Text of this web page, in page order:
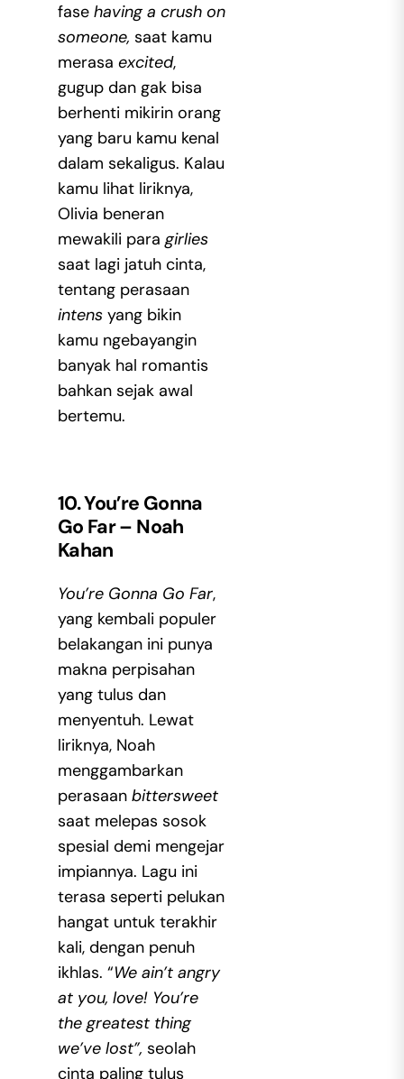
fase having a crush on
someone, saat kamu
merasa excited,
gugup dan gak bisa
berhenti mikirin orang
yang baru kamu kenal
dalam sekaligus. Kalau
kamu lihat liriknya,
Olivia beneran
mewakili paragirlies
saat lagi jatuh cinta,
tentang perasaan
intens yang bikin
kamu ngebayangin
banyak hal romantis
bahkan sejak awal
bertemu.
10. You’re Gonna
Go Far – Noah
Kahan
You’re Gonna Go Far,
yang kembali populer
belakangan ini punya
makna perpisahan
yang tulus dan
menyentuh. Lewat
liriknya, Noah
menggambarkan
perasaan bittersweet
saat melepas sosok
spesial demi mengejar
impiannya. Lagu ini
terasa seperti pelukan
hangat untuk terakhir
kali, dengan penuh
ikhlas. “We ain’t angry
at you, love! You’re
the greatest thing
we’ve lost”, seolah
cinta paling tulus